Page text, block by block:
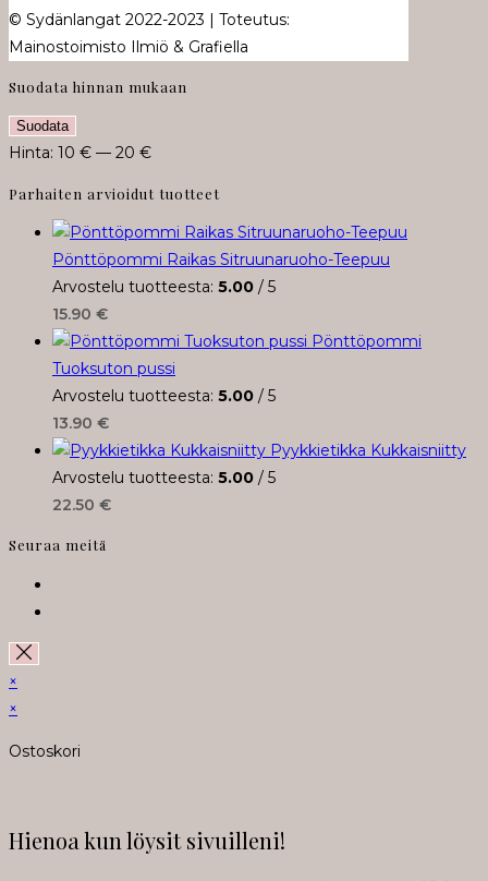
© Sydänlangat 2022-2023 | Toteutus:
Mainostoimisto Ilmiö & Grafiella
Suodata hinnan mukaan
Minimihinta
Maksimihinta
Suodata
Hinta: 10 € — 20 €
Parhaiten arvioidut tuotteet
Pönttöpommi Raikas Sitruunaruoho-Teepuu
Arvostelu tuotteesta: 5.00 / 5
15.90 €
Pönttöpommi
Tuoksuton pussi
Arvostelu tuotteesta: 5.00 / 5
13.90 €
Pyykkietikka Kukkaisniitty
Arvostelu tuotteesta: 5.00 / 5
22.50 €
Seuraa meitä
×
×
Ostoskori
Hienoa kun löysit sivuilleni!